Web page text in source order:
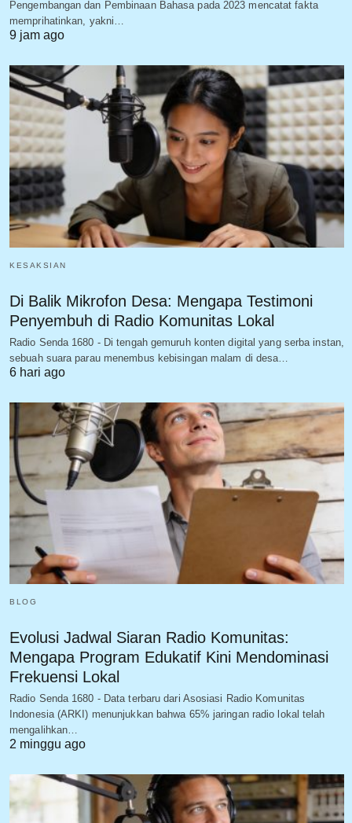
Pengembangan dan Pembinaan Bahasa pada 2023 mencatat fakta
memprihatinkan, yakni…
9 jam ago
KESAKSIAN
Di Balik Mikrofon Desa: Mengapa Testimoni
Penyembuh di Radio Komunitas Lokal
Radio Senda 1680 - Di tengah gemuruh konten digital yang serba instan,
sebuah suara parau menembus kebisingan malam di desa…
6 hari ago
BLOG
Evolusi Jadwal Siaran Radio Komunitas:
Mengapa Program Edukatif Kini Mendominasi
Frekuensi Lokal
Radio Senda 1680 - Data terbaru dari Asosiasi Radio Komunitas
Indonesia (ARKI) menunjukkan bahwa 65% jaringan radio lokal telah
mengalihkan…
2 minggu ago